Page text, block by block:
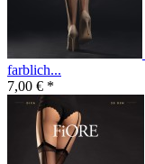
farblich...
7,00 € *